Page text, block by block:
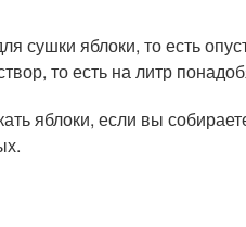
сушки яблоки, то есть
то есть на литр
яблоки, если вы